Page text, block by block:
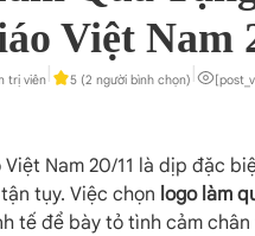
Việt Nam
trị viên| 5 (2 người bình chọn) |
Việt Nam 20/11 là dịp đặc
tụy. Việc chọn logo làm
tế để bày tỏ tình cảm